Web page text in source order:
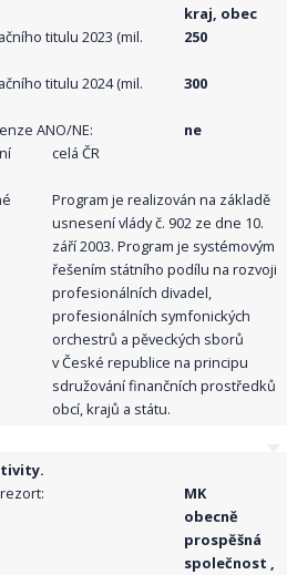
kraj, obec
titulu 2023 (mil.
250
titulu 2024 (mil.
300
ANO/NE:
ne
celá ČR
Program je realizován na základě
usnesení vlády č. 902 ze dne 10.
září 2003. Program je systémovým
řešením státního podílu na rozvoji
profesionálních divadel,
profesionálních symfonických
orchestrů a pěveckých sborů
v České republice na principu
sdružování finančních prostředků
obcí, krajů a státu.
MK
obecně
prospěšná
společnost ,